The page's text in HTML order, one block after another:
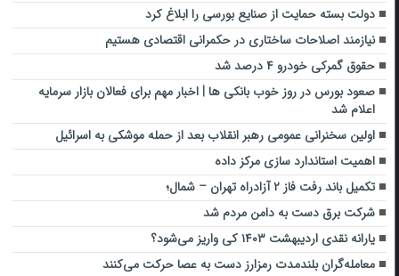
دولت بسته حمایت از صنایع بورسی را ابلاغ کرد
نیازمند اصلاحات ساختاری در حکمرانی اقتصادی هستیم
حقوق گمرکی خودرو ۴ درصد شد
صعود بورس در روز خوب بانکی ها | اخبار مهم برای فعالان بازار سرمایه
اعلام شد
اولین سخنرانی عمومی رهبر انقلاب بعد از حمله موشکی به اسرائیل
اهمیت استاندارد سازی مرکز داده
تکمیل باند رفت فاز ۲ آزادراه تهران – شمال؛
شرکت برق دست به دامن مردم شد
یارانه نقدی اردیبهشت ۱۴۰۳ کی واریز می‌شود؟
معامله‌گران بلندمدت رمزارز دست‌ به‌ عصا حرکت می‌کنند